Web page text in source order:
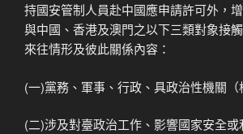
持國安管制人員赴中國應申請許可外，
與中國、香港及澳門之以下三類對象接
來往情形及彼此關係內容：
(一)黨務、軍事、行政、具政治性機關（
(二)涉及對臺政治工作、影響國家安全或